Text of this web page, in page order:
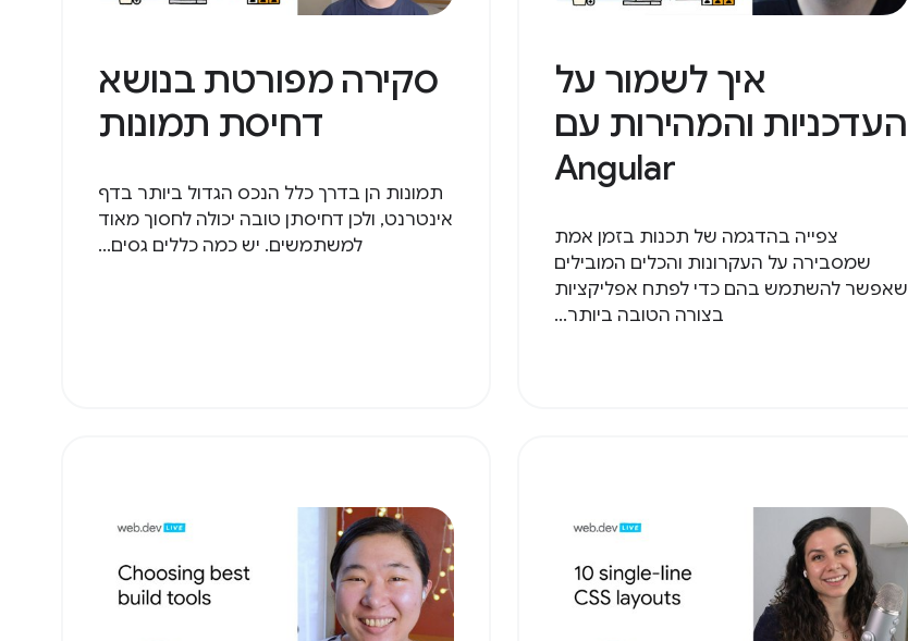
איך לשמור על
העדכניות והמהירות עם
Angular
צפייה בהדגמה של תכנות בזמן אמת
שמסבירה על העקרונות והכלים המובילים
שאפשר להשתמש בהם כדי לפתח אפליקציות
בצורה הטובה ביותר...
סקירה מפורטת בנושא
דחיסת תמונות
תמונות הן בדרך כלל הנכס הגדול ביותר בדף
אינטרנט, ולכן דחיסתן טובה יכולה לחסוך מאוד
למשתמשים. יש כמה כללים גסים...